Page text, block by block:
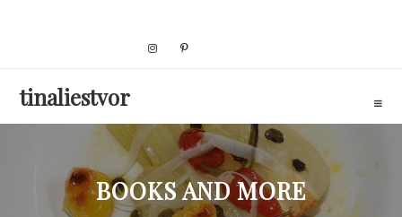
tinaliestvor
BOOKS AND MORE